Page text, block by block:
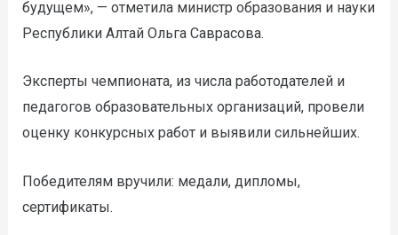
будущем», — отметила министр образования и науки
Республики Алтай Ольга Саврасова.
Эксперты чемпионата, из числа работодателей и
педагогов образовательных организаций, провели
оценку конкурсных работ и выявили сильнейших.
Победителям вручили: медали, дипломы,
сертификаты.